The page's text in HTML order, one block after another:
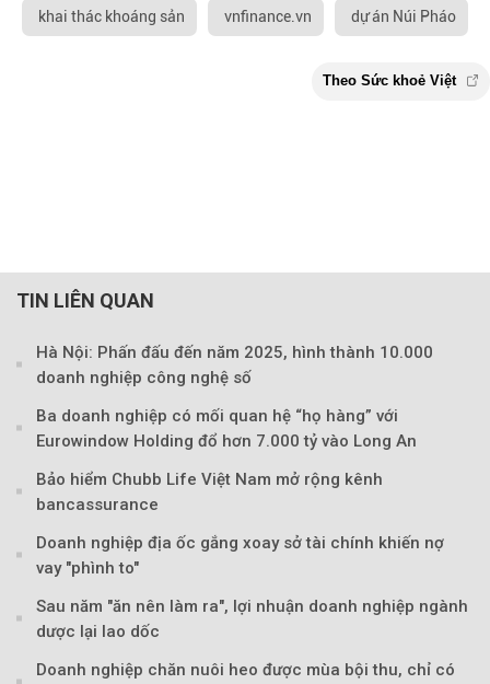
khai thác khoáng sản vnfinance.vn dự án Núi Pháo
TIN LIÊN QUAN
Hà Nội: Phấn đấu đến năm 2025, hình thành 10.000
doanh nghiệp công nghệ số
Ba doanh nghiệp có mối quan hệ “họ hàng” với
Eurowindow Holding đổ hơn 7.000 tỷ vào Long An
Bảo hiểm Chubb Life Việt Nam mở rộng kênh
bancassurance
Doanh nghiệp địa ốc gắng xoay sở tài chính khiến nợ
vay "phình to"
Sau năm "ăn nên làm ra", lợi nhuận doanh nghiệp ngành
dược lại lao dốc
Doanh nghiệp chăn nuôi heo được mùa bội thu, chỉ có